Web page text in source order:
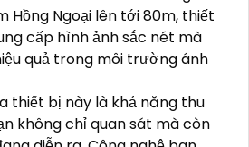
Hồng Ngoại lên tới 80m, thiết
cấp hình ảnh sắc nét mà
quả trong môi trường ánh
thiết bị này là khả năng thu
không chỉ quan sát mà còn